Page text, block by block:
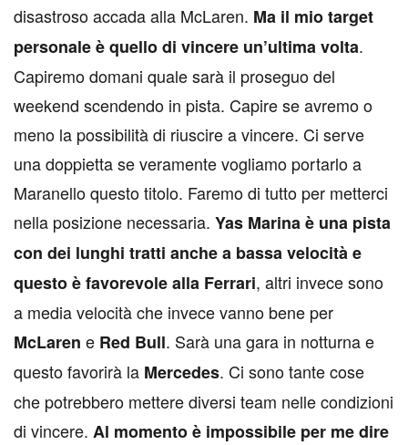
disastroso accada alla McLaren. Ma il mio target
personale è quello di vincere un’ultima volta.
Capiremo domani quale sarà il proseguo del
weekend scendendo in pista. Capire se avremo o
meno la possibilità di riuscire a vincere. Ci serve
una doppietta se veramente vogliamo portarlo a
Maranello questo titolo. Faremo di tutto per metterci
nella posizione necessaria. Yas Marina è una pista
con dei lunghi tratti anche a bassa velocità e
questo è favorevole alla Ferrari, altri invece sono
a media velocità che invece vanno bene per
McLaren e Red Bull. Sarà una gara in notturna e
questo favorirà la Mercedes. Ci sono tante cose
che potrebbero mettere diversi team nelle condizioni
di vincere. Al momento è impossibile per me dire